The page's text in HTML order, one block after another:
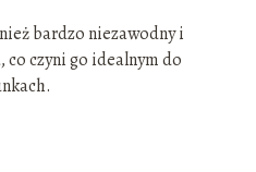
bardzo niezawodny i
czyni go idealnym do